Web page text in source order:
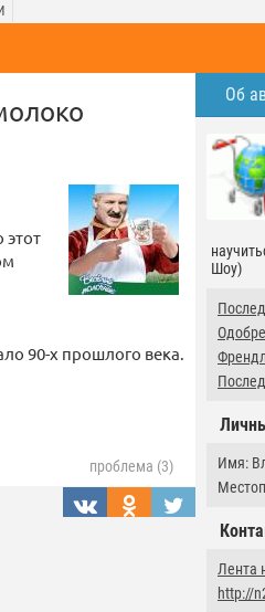
Об
Шоу)
Имя:
Лента
http://
этот
90-х прошлого века.
проблема (3)